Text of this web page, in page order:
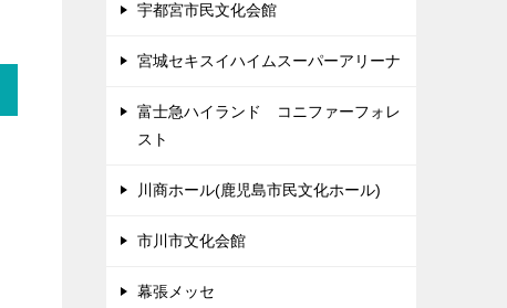
宇都宮市民文化会館
宮城セキスイハイムスーパーアリーナ
富士急ハイランド コニファーフォレ
スト
川商ホール(鹿児島市民文化ホール)
市川市文化会館
幕張メッセ